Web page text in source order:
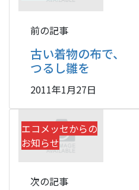
前の記事
古い着物の布で、
つるし雛を
2011年1月27日
エコメッセからの
お知らせ
次の記事